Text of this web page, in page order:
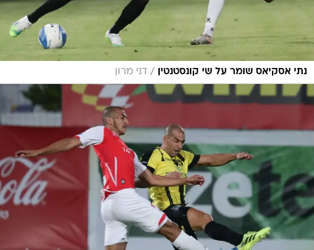
נתי אסקיאס שומר על שי קונסטנטין / דני מרון